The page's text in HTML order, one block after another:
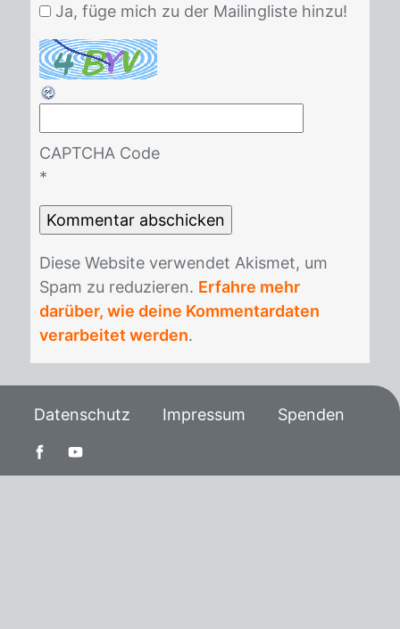
Ja, füge mich zu der Mailingliste hinzu!
CAPTCHA Code
*
Die­se Web­site ver­wen­det Akis­met, um
Spam zu re­du­zie­ren. Erfahre mehr
darüber, wie deine Kommentardaten
verarbeitet werden.
Datenschutz Impressum Spenden